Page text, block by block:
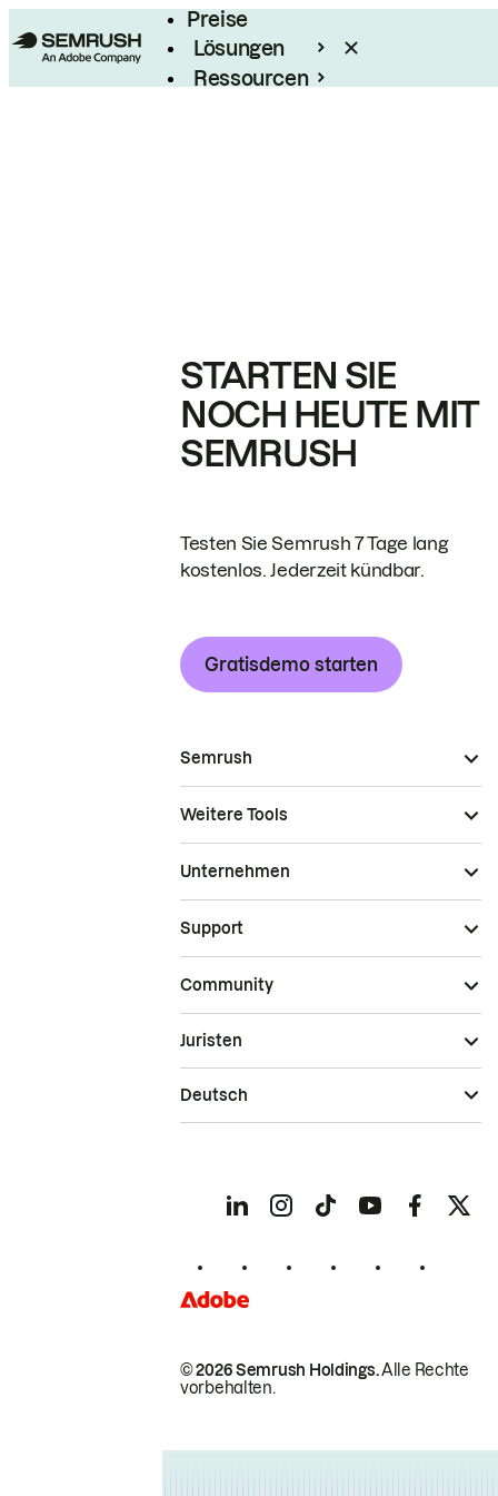
Preise
Lösungen
Ressourcen
STARTEN SIE
NOCH HEUTE MIT
SEMRUSH
Testen Sie Semrush 7 Tage lang
kostenlos. Jederzeit kündbar.
Gratisdemo starten
Semrush
Weitere Tools
Unternehmen
Support
Community
© 2026 Semrush Holdings.Alle Rechte
vorbehalten.
Juristen
Deutsch